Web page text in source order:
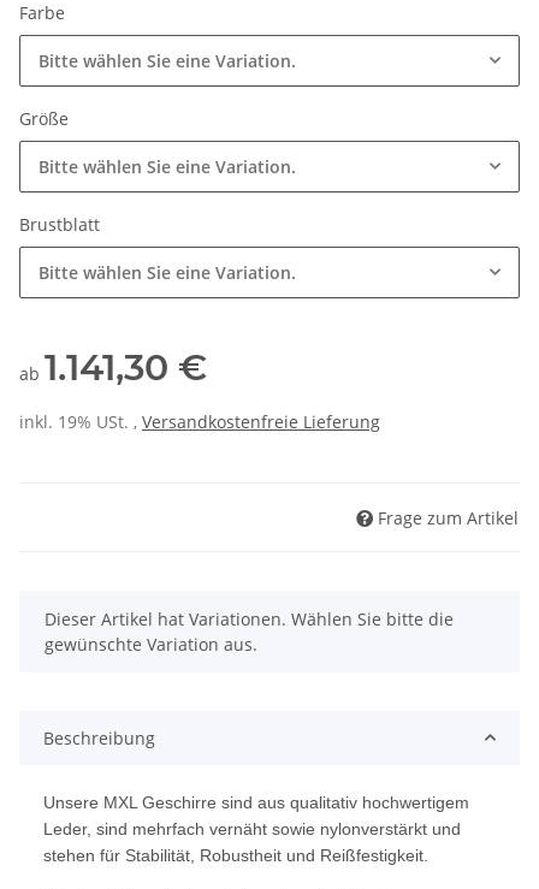
Farbe
Bitte wählen Sie eine Variation.
Größe
Bitte wählen Sie eine Variation.
Brustblatt
Bitte wählen Sie eine Variation.
ab 1.141,30 €
inkl. 19% USt. , Versandkostenfreie Lieferung
Frage zum Artikel
x
Dieser Artikel hat Variationen. Wählen Sie bitte die
gewünschte Variation aus.
Beschreibung
Unsere MXL Geschirre sind aus qualitativ hochwertigem
Leder, sind mehrfach vernäht sowie nylonverstärkt und
stehen für Stabilität, Robustheit und Reißfestigkeit.